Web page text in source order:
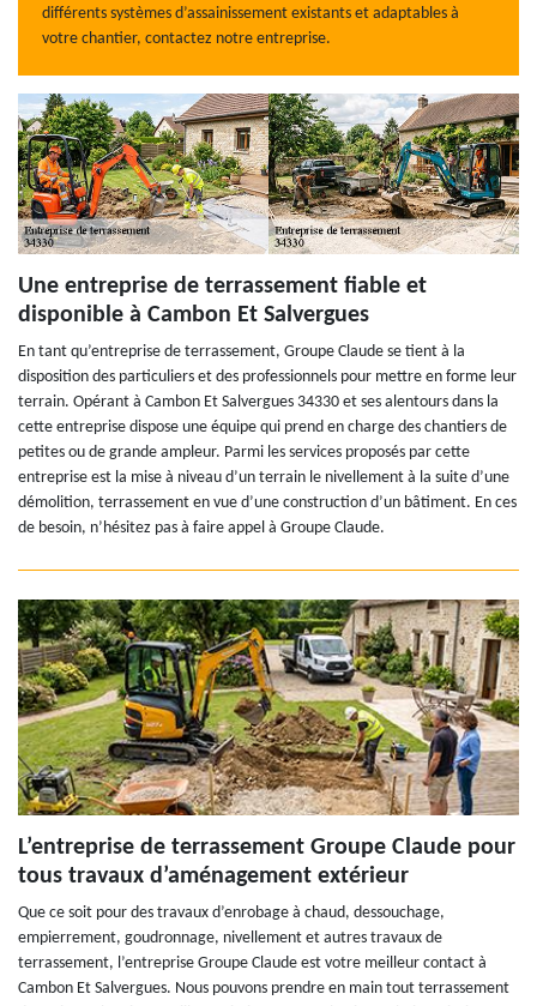
différents systèmes d’assainissement existants et adaptables à
votre chantier, contactez notre entreprise.
Une entreprise de terrassement fiable et
disponible à Cambon Et Salvergues
En tant qu’entreprise de terrassement, Groupe Claude se tient à la
disposition des particuliers et des professionnels pour mettre en forme leur
terrain. Opérant à Cambon Et Salvergues 34330 et ses alentours dans la
cette entreprise dispose une équipe qui prend en charge des chantiers de
petites ou de grande ampleur. Parmi les services proposés par cette
entreprise est la mise à niveau d’un terrain le nivellement à la suite d’une
démolition, terrassement en vue d’une construction d’un bâtiment. En ces
de besoin, n’hésitez pas à faire appel à Groupe Claude.
L’entreprise de terrassement Groupe Claude pour
tous travaux d’aménagement extérieur
Que ce soit pour des travaux d’enrobage à chaud, dessouchage,
empierrement, goudronnage, nivellement et autres travaux de
terrassement, l’entreprise Groupe Claude est votre meilleur contact à
Cambon Et Salvergues. Nous pouvons prendre en main tout terrassement